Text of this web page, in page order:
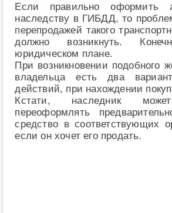
Если правильно оформить
наследству в ГИБДД, то
перепродажей такого
должно возникнуть.
юридическом плане.
При возникновении подобного
владельца есть два
действий, при нахождении
Кстати, наследник
переоформлять
средство в соответствующих
если он хочет его продать.